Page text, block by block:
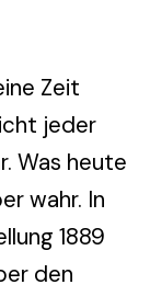
Zeit
jeder
Was heute
wahr. In
1889
den